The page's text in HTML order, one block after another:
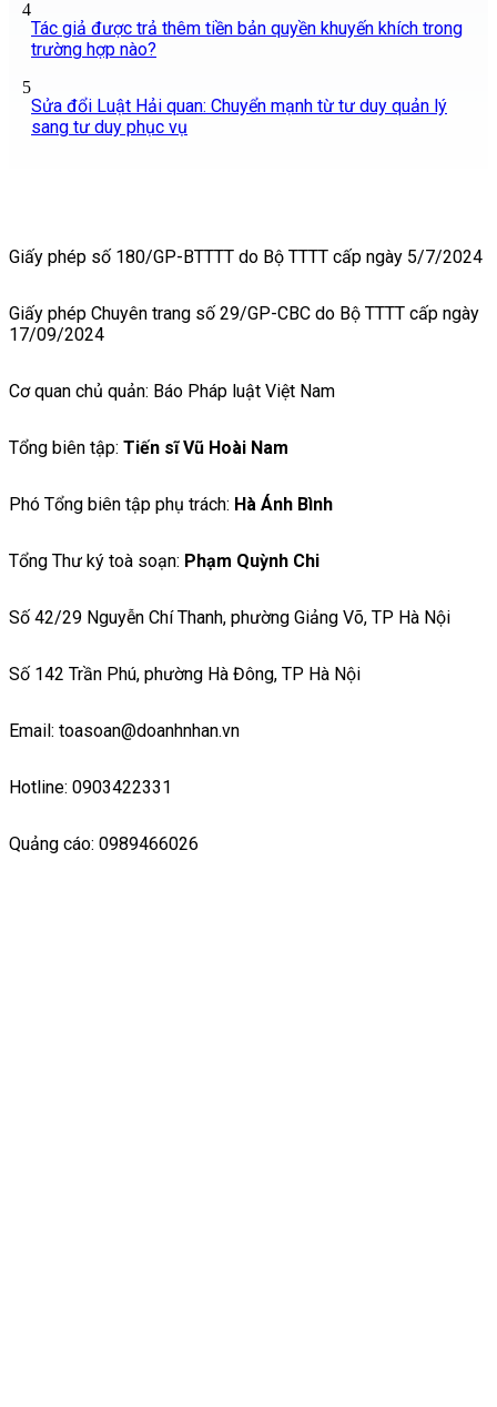
4
Tác giả được trả thêm tiền bản quyền khuyến khích trong
trường hợp nào?
5
Sửa đổi Luật Hải quan: Chuyển mạnh từ tư duy quản lý
sang tư duy phục vụ
Giấy phép số 180/GP-BTTTT do Bộ TTTT cấp ngày 5/7/2024
Giấy phép Chuyên trang số 29/GP-CBC do Bộ TTTT cấp ngày
17/09/2024
Cơ quan chủ quản: Báo Pháp luật Việt Nam
Tổng biên tập: Tiến sĩ Vũ Hoài Nam
Phó Tổng biên tập phụ trách: Hà Ánh Bình
Tổng Thư ký toà soạn: Phạm Quỳnh Chi
Số 42/29 Nguyễn Chí Thanh, phường Giảng Võ, TP Hà Nội
Số 142 Trần Phú, phường Hà Đông, TP Hà Nội
Email: toasoan@doanhnhan.vn
Hotline: 0903422331
Quảng cáo: 0989466026